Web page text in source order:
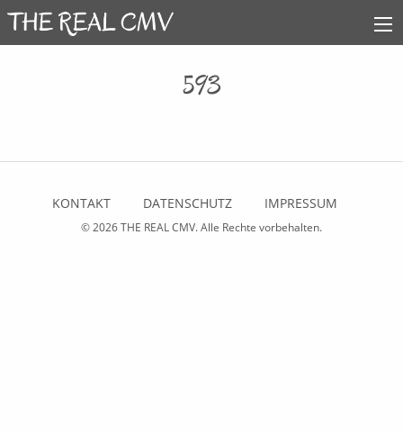
593
KONTAKT DATENSCHUTZ IMPRESSUM
© 2026THE REAL CMV. Alle Rechte vorbehalten.